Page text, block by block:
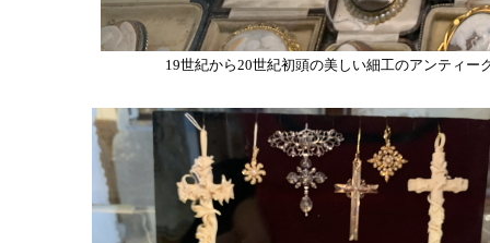
19世紀から20世紀初頭の美しい細工のアンティ